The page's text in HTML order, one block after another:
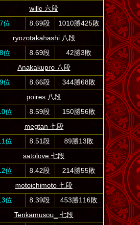
wille 六段
7位
8.69段
1010勝425敗
ryozotakahashi 八段
8位
8.69段
42勝3敗
Anakakupro 八段
9位
8.66段
344勝68敗
poires 八段
位
8.59段
150勝56敗
megtan 七段
位
8.51段
89勝13敗
satolove 七段
位
8.42段
214勝55敗
motoichimoto 七段
位
8.39段
453勝116敗
Tenkamusou_ 七段